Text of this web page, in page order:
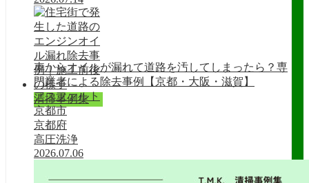
清掃事例集
車からオイルが漏れて道路を汚してしまったら？専
門業者による除去事例【京都・大阪・滋賀】
アスファルト
京都市
京都府
高圧洗浄
2026.07.06